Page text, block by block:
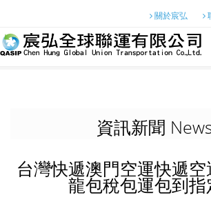
關於宸弘
資訊新聞
台灣快遞澳門空運快遞
龍包稅包運包到指